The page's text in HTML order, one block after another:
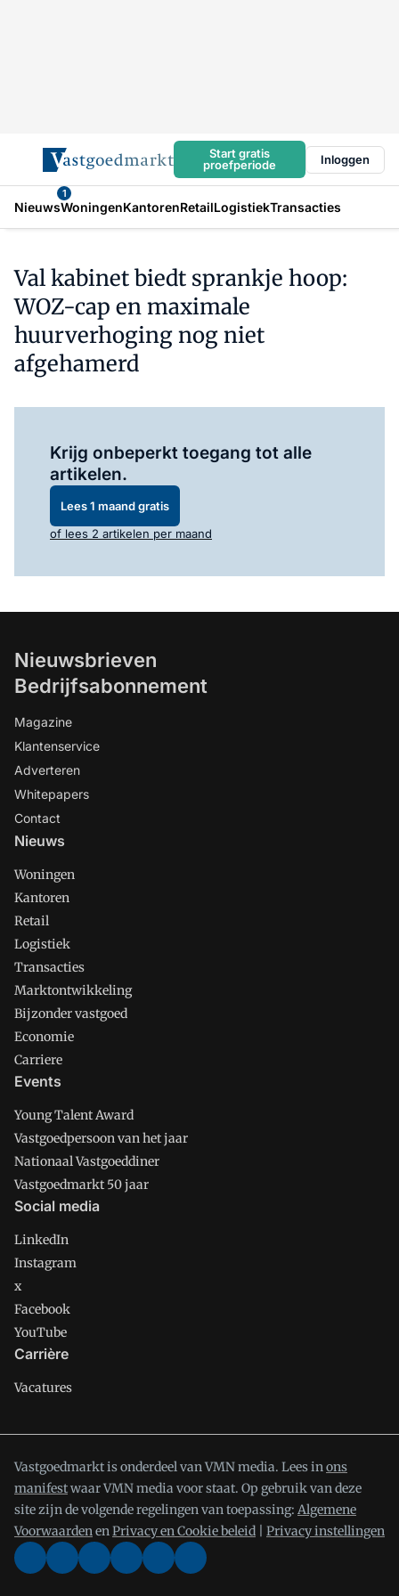
Start gratis
proefperiode
Inloggen
Nieuws
1
WoningenKantorenRetailLogistiekTransacties
Val kabinet biedt sprankje hoop:
WOZ-cap en maximale
huurverhoging nog niet
afgehamerd
Krijg onbeperkt toegang tot alle
artikelen.
Lees 1 maand gratis
of lees 2 artikelen per maand
Nieuwsbrieven
Bedrijfsabonnement
Magazine
Klantenservice
Adverteren
Whitepapers
Contact
Nieuws
Woningen
Kantoren
Retail
Logistiek
Transacties
Marktontwikkeling
Bijzonder vastgoed
Economie
Carriere
Events
Young Talent Award
Vastgoedpersoon van het jaar
Nationaal Vastgoeddiner
Vastgoedmarkt 50 jaar
Social media
LinkedIn
Instagram
x
Facebook
YouTube
Carrière
Vacatures
Vastgoedmarkt is onderdeel van VMN media. Lees inons
manifestwaar VMN media voor staat. Op gebruik van deze
site zijn de volgende regelingen van toepassing: Algemene
VoorwaardenenPrivacy en Cookie beleid Privacy instellingen